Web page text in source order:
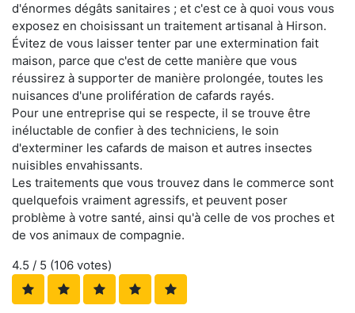
d'énormes dégâts sanitaires ; et c'est ce à quoi vous vous
exposez en choisissant un traitement artisanal à Hirson.
Évitez de vous laisser tenter par une extermination fait
maison, parce que c'est de cette manière que vous
réussirez à supporter de manière prolongée, toutes les
nuisances d'une prolifération de cafards rayés.
Pour une entreprise qui se respecte, il se trouve être
inéluctable de confier à des techniciens, le soin
d'exterminer les cafards de maison et autres insectes
nuisibles envahissants.
Les traitements que vous trouvez dans le commerce sont
quelquefois vraiment agressifs, et peuvent poser
problème à votre santé, ainsi qu'à celle de vos proches et
de vos animaux de compagnie.
4.5 / 5 (106 votes)